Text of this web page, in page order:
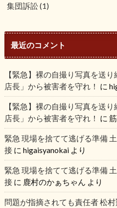
集団訴訟(1)
最近のコメント
【緊急】裸の自撮り写真を送
店長」から被害者を守れ！ に
【緊急】裸の自撮り写真を送
店長」から被害者を守れ！ に
緊急 現場を捨てて逃げる準備
接に higaisyanokaiより
緊急 現場を捨てて逃げる準備
接に 鹿村のかぁちゃん より
問題が指摘されても責任者 松